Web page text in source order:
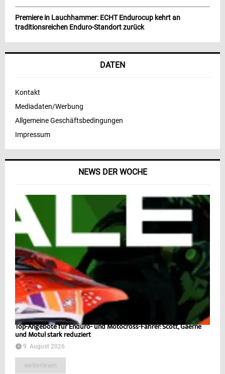
NEWS DER WOCHE
Top-Angebote für Enduro- und Motocross-Fahrer: Scott, Gaerne
und Motul stark reduziert
9. August 2026
weiterlesen
Premiere in Lauchhammer: ECHT Endurocup kehrt an
traditionsreichen Enduro-Standort zurück
DATEN
Kontakt
Mediadaten/Werbung
Allgemeine Geschäftsbedingungen
Impressum